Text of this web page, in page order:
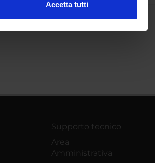
Accetta tutti
Supporto tecnico
Area
Amministrativa